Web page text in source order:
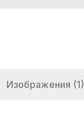
Изображения (1)